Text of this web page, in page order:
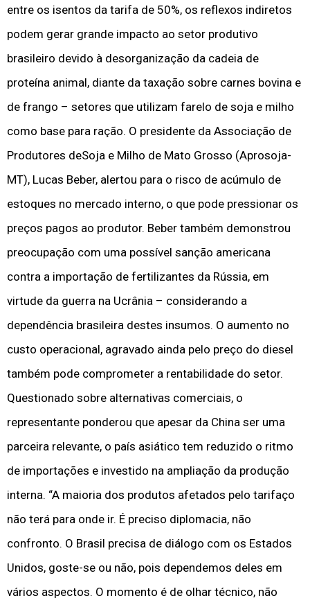
entre os isentos da tarifa de 50%, os reflexos indiretos
podem gerar grande impacto ao setor produtivo
brasileiro devido à desorganização da cadeia de
proteína animal, diante da taxação sobre carnes bovina e
de frango – setores que utilizam farelo de soja e milho
como base para ração. O presidente da Associação de
Produtores deSoja e Milho de Mato Grosso (Aprosoja-
MT), Lucas Beber, alertou para o risco de acúmulo de
estoques no mercado interno, o que pode pressionar os
preços pagos ao produtor. Beber também demonstrou
preocupação com uma possível sanção americana
contra a importação de fertilizantes da Rússia, em
virtude da guerra na Ucrânia – considerando a
dependência brasileira destes insumos. O aumento no
custo operacional, agravado ainda pelo preço do diesel
também pode comprometer a rentabilidade do setor.
Questionado sobre alternativas comerciais, o
representante ponderou que apesar da China ser uma
parceira relevante, o país asiático tem reduzido o ritmo
de importações e investido na ampliação da produção
interna. “A maioria dos produtos afetados pelo tarifaço
não terá para onde ir. É preciso diplomacia, não
confronto. O Brasil precisa de diálogo com os Estados
Unidos, goste-se ou não, pois dependemos deles em
vários aspectos. O momento é de olhar técnico, não